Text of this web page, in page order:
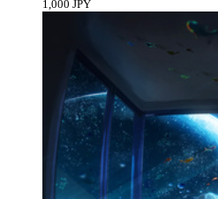
1,000 JPY